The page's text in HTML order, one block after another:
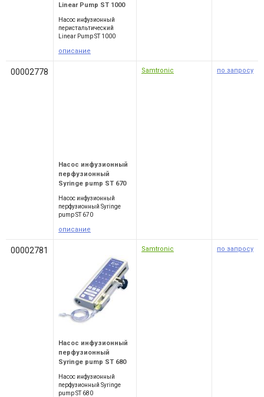
Linear Pump ST 1000
Насос инфузионный
перистальтический
Linear Pump ST 1000
описание
00002778
Насос инфузионный
перфузионный
Syringe pump ST 670
Насос инфузионный
перфузионный Syringe
pump ST 670
описание
Samtronic по запросу
00002781
Насос инфузионный
перфузионный
Syringe pump ST 680
Насос инфузионный
перфузионный Syringe
pump ST 680
Samtronic по запросу